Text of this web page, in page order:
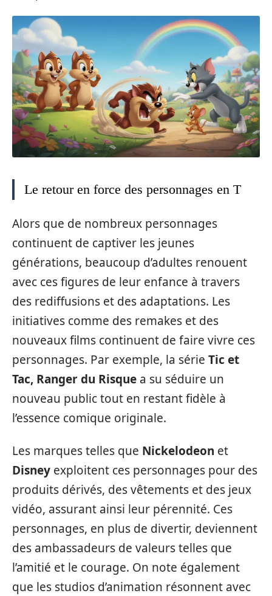
Le retour en force des personnages en T
Alors que de nombreux personnages
continuent de captiver les jeunes
générations, beaucoup d’adultes renouent
avec ces figures de leur enfance à travers
des rediffusions et des adaptations. Les
initiatives comme des remakes et des
nouveaux films continuent de faire vivre ces
personnages. Par exemple, la série Tic et
Tac, Ranger du Risque a su séduire un
nouveau public tout en restant fidèle à
l’essence comique originale.
Les marques telles que Nickelodeon et
Disney exploitent ces personnages pour des
produits dérivés, des vêtements et des jeux
vidéo, assurant ainsi leur pérennité. Ces
personnages, en plus de divertir, deviennent
des ambassadeurs de valeurs telles que
l’amitié et le courage. On note également
que les studios d’animation résonnent avec